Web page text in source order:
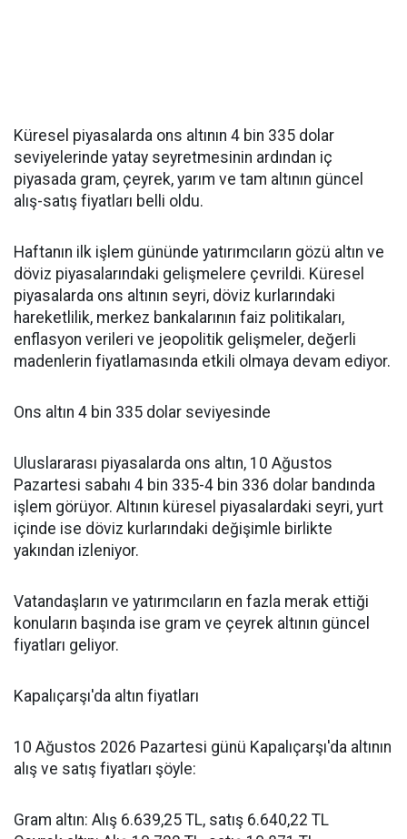
Küresel piyasalarda ons altının 4 bin 335 dolar
seviyelerinde yatay seyretmesinin ardından iç
piyasada gram, çeyrek, yarım ve tam altının güncel
alış-satış fiyatları belli oldu.
Haftanın ilk işlem gününde yatırımcıların gözü altın ve
döviz piyasalarındaki gelişmelere çevrildi. Küresel
piyasalarda ons altının seyri, döviz kurlarındaki
hareketlilik, merkez bankalarının faiz politikaları,
enflasyon verileri ve jeopolitik gelişmeler, değerli
madenlerin fiyatlamasında etkili olmaya devam ediyor.
Ons altın 4 bin 335 dolar seviyesinde
Uluslararası piyasalarda ons altın, 10 Ağustos
Pazartesi sabahı 4 bin 335-4 bin 336 dolar bandında
işlem görüyor. Altının küresel piyasalardaki seyri, yurt
içinde ise döviz kurlarındaki değişimle birlikte
yakından izleniyor.
Vatandaşların ve yatırımcıların en fazla merak ettiği
konuların başında ise gram ve çeyrek altının güncel
fiyatları geliyor.
Kapalıçarşı'da altın fiyatları
10 Ağustos 2026 Pazartesi günü Kapalıçarşı'da altının
alış ve satış fiyatları şöyle:
Gram altın: Alış 6.639,25 TL, satış 6.640,22 TL